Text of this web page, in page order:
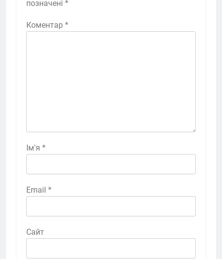
позначені *
Коментар *
Ім'я *
Email *
Сайт